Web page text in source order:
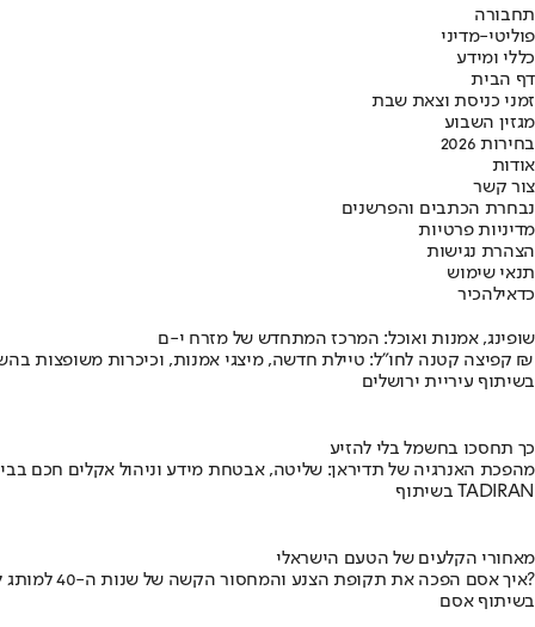
תחבורה
פוליטי-מדיני
כללי ומידע
דף הבית
זמני כניסת וצאת שבת
מגזין השבוע
בחירות 2026
אודות
צור קשר
נבחרת הכתבים והפרשנים
מדיניות פרטיות
הצהרת נגישות
תנאי שימוש
כדאילהכיר
שופינג, אמנות ואוכל: המרכז המתחדש של מזרח י-ם
קפיצה קטנה לחו"ל: טיילת חדשה, מיצגי אמנות, וכיכרות משופצות בהשקעה של 100 מיליון ₪
בשיתוף עיריית ירושלים
כך תחסכו בחשמל בלי להזיע
מהפכת האנרגיה של תדיראן: שליטה, אבטחת מידע וניהול אקלים חכם
בשיתוף TADIRAN
מאחורי הקלעים של הטעם הישראלי
איך אסם הפכה את תקופת הצנע והמחסור הקשה של שנות ה-40 למותג לאומי?
בשיתוף אסם